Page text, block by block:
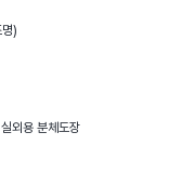
)
외용 분체도장